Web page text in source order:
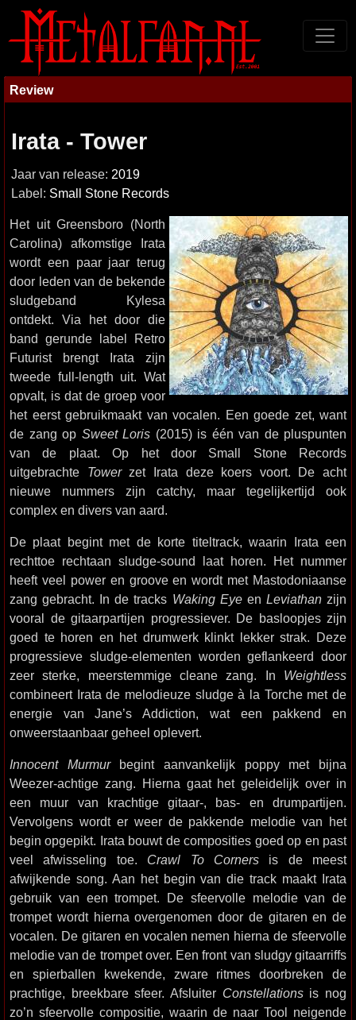
Review
Irata - Tower
Jaar van release: 2019
Label: Small Stone Records
Het uit Greensboro (North
Carolina) afkomstige Irata
wordt een paar jaar terug
door leden van de bekende
sludgeband Kylesa
ontdekt. Via het door die
band gerunde label Retro
Futurist brengt Irata zijn
tweede full-length uit. Wat
opvalt, is dat de groep voor
het eerst gebruikmaakt van vocalen. Een goede zet, want
de zang op Sweet Loris (2015) is één van de pluspunten
van de plaat. Op het door Small Stone Records
uitgebrachte Towerzet Irata deze koers voort. De acht
nieuwe nummers zijn catchy, maar tegelijkertijd ook
complex en divers van aard.
De plaat begint met de korte titeltrack, waarin Irata een
rechttoe rechtaan sludge-sound laat horen. Het nummer
heeft veel power en groove en wordt met Mastodoniaanse
zang gebracht. In de tracks Waking Eyeen Leviathanzijn
vooral de gitaarpartijen progressiever. De basloopjes zijn
goed te horen en het drumwerk klinkt lekker strak. Deze
progressieve sludge-elementen worden geflankeerd door
zeer sterke, meerstemmige cleane zang. In Weightless
combineert Irata de melodieuze sludge à la Torche met de
energie van Jane’s Addiction, wat een pakkend en
onweerstaanbaar geheel oplevert.
Innocent Murmurbegint aanvankelijk poppy met bijna
Weezer-achtige zang. Hierna gaat het geleidelijk over in
een muur van krachtige gitaar-, bas- en drumpartijen.
Vervolgens wordt er weer de pakkende melodie van het
begin opgepikt. Irata bouwt de composities goed op en past
veel afwisseling toe. Crawl To Cornersis de meest
afwijkende song. Aan het begin van die track maakt Irata
gebruik van een trompet. De sfeervolle melodie van de
trompet wordt hierna overgenomen door de gitaren en de
vocalen. De gitaren en vocalen nemen hierna de sfeervolle
melodie van de trompet over. Een front van sludgy gitaarriffs
en spierballen kwekende, zware ritmes doorbreken de
prachtige, breekbare sfeer. Afsluiter Constellationsis nog
zo’n sfeervolle compositie, waarin de naar Tool neigende